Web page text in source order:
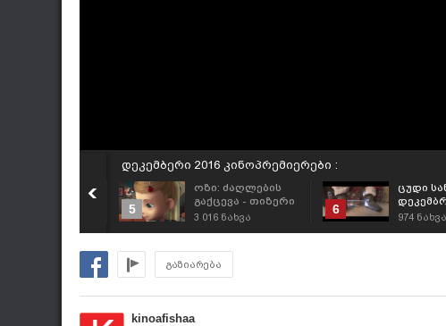
დეკემბერი 2016 კინოპრემიერები :
- ქართული
5
ოზი: ძაღლების
გაქცევა - თიზერი
3 016 ნახვა
6
ცუდი
974 ნახვა
გაზიარება
kinoafishaa